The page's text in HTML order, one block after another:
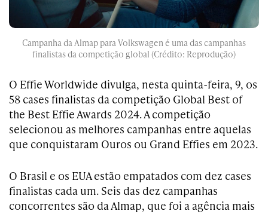
Campanha da Almap para Volkswagen é uma das campanhas
finalistas da competição global (Crédito: Reprodução)
O Effie Worldwide divulga, nesta quinta-feira, 9, os
58 cases finalistas da competição Global Best of
the Best Effie Awards 2024. A competição
selecionou as melhores campanhas entre aquelas
que conquistaram Ouros ou Grand Effies em 2023.
O Brasil e os EUA estão empatados com dez cases
finalistas cada um. Seis das dez campanhas
concorrentes são da Almap, que foi a agência mais